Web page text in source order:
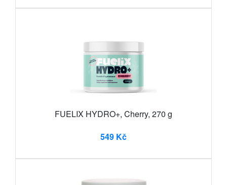
FUELIX HYDRO+, Cherry, 270 g
549 Kč